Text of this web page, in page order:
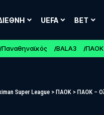
UEFA BET
Παναθηναϊκός BALA3 ΠΑΟΚ
Super League > ΠΑΟΚ > ΠΑΟΚ –